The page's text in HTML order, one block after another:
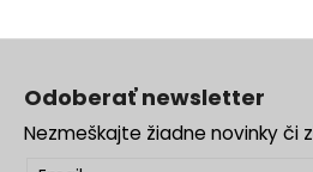
Odoberať newsletter
Nezmeškajte žiadne novinky či